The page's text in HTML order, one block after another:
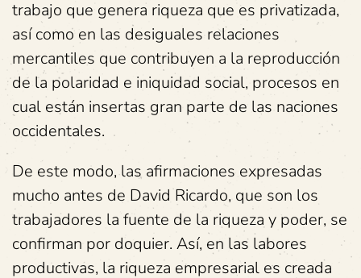
trabajo que genera riqueza que es privatizada,
así como en las desiguales relaciones
mercantiles que contribuyen a la reproducción
de la polaridad e iniquidad social, procesos en
cual están insertas gran parte de las naciones
occidentales.
De este modo, las afirmaciones expresadas
mucho antes de David Ricardo, que son los
trabajadores la fuente de la riqueza y poder, se
confirman por doquier. Así, en las labores
productivas, la riqueza empresarial es creada